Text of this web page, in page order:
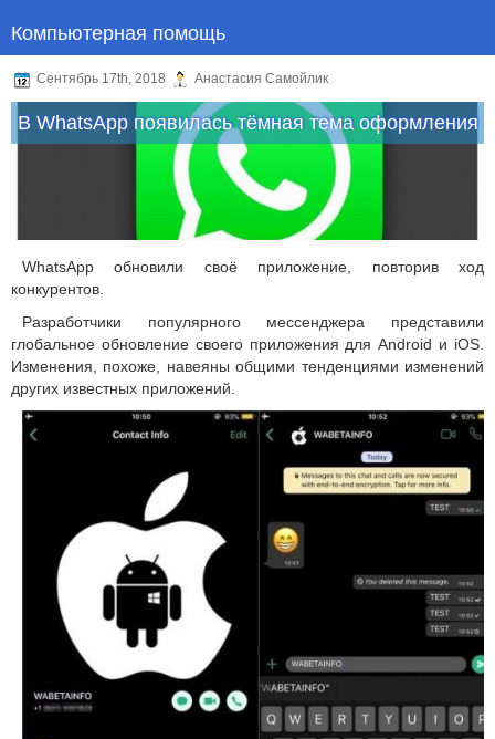
Компьютерная помощь
Сентябрь 17th, 2018 Анастасия Самойлик
В WhatsApp появилась тёмная тема оформления
WhatsApp обновили своё приложение, повторив ход
конкурентов.
Разработчики популярного мессенджера представили
глобальное обновление своего приложения для Android и iOS.
Изменения, похоже, навеяны общими тенденциями изменений
других известных приложений.